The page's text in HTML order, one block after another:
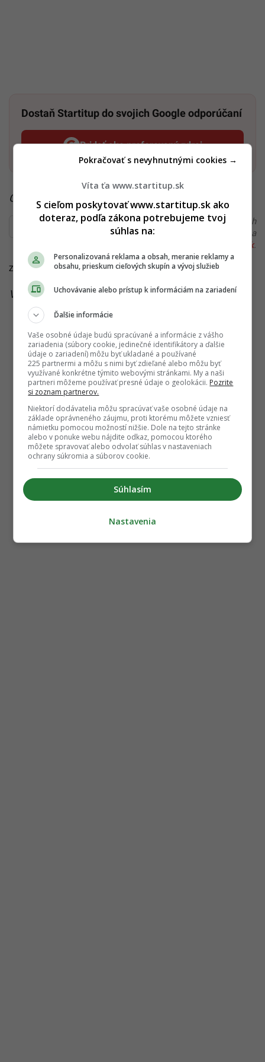
Dostaň Startitup do svojich Google odporúčaní
Pridať ako preferovaný zdroj
Startitup, odkaz sa otvorí v
Čítaj viac z kategórie: Zahraničie
Ďakujeme, že čítaš Startitup. V prípade, že máš postreh
alebo si našiel v článku chybu, napíš nám na
redakcia@startitup.sk.
Zdroje:X, The Guardian,Redakcia Startitup
Viac k téme:Benátky,Jeff Bezos,svadba
Víta ťa www.startitup.sk
S cieľom poskytovať www.startitup.sk ako
doteraz, podľa zákona potrebujeme tvoj
súhlas na:
Personalizovaná reklama a obsah, meranie reklamy a
obsahu, prieskum cieľových skupín a vývoj služieb
Uchovávanie alebo prístup k informáciám na zariadení
Ďalšie informácie
Vaše osobné údaje budú spracúvané a informácie z vášho
zariadenia (súbory cookie, jedinečné identifikátory a ďalšie
údaje o zariadení) môžu byť ukladané a používané
225 partnermi a môžu s nimi byť zdieľané alebo môžu byť
využívané konkrétne týmito webovými stránkami. My a naši
partneri môžeme používať presné údaje o geolokácii. Pozrite
si zoznam partnerov.
Niektorí dodávatelia môžu spracúvať vaše osobné údaje na
základe oprávneného záujmu, proti ktorému môžete vzniesť
námietku pomocou možností nižšie. Dole na tejto stránke
alebo v ponuke webu nájdite odkaz, pomocou ktorého
môžete spravovať alebo odvolať súhlas v nastaveniach
ochrany súkromia a súborov cookie.
Súhlasím
Pokračovať s nevyhnutnými cookies →
Nastavenia